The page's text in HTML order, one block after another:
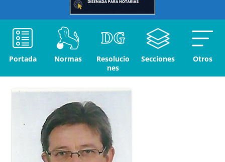
Portada Normas
Resolucio
nes
Secciones Otros